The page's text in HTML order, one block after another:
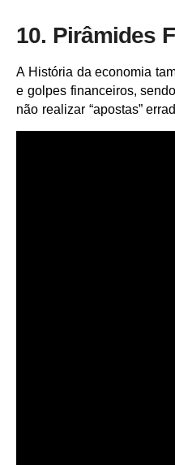
10. Pirâmides
A História da economia
e golpes financeiros,
não realizar “apostas”